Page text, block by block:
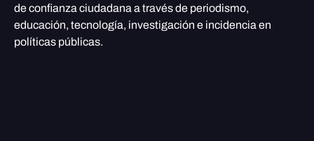
de confianza ciudadana a través de periodismo,
educación, tecnología, investigación e incidencia en
políticas públicas.